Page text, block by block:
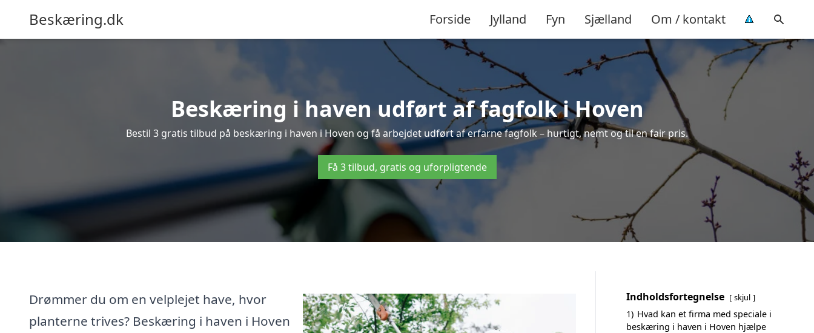
Beskæring.dk Forside Jylland Fyn Sjælland Om / kontakt
Beskæring i haven udført af fagfolk i Hoven
Bestil 3 gratis tilbud på beskæring i haven i Hoven og få arbejdet udført af erfarne fagfolk – hurtigt, nemt og til en fair pris.
Få 3 tilbud, gratis og uforpligtende
Drømmer du om en velplejet have, hvor
planterne trives? Beskæring i haven i Hoven
Indholdsfortegnelse skjul
1) Hvad kan et firma med speciale i
beskæring i haven i Hoven hjælpe